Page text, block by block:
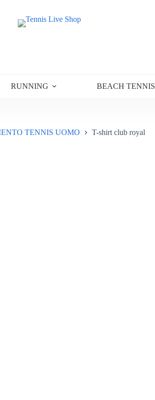
RUNNING BEACH TENNIS
TENNIS UOMO
T-shirt club royal